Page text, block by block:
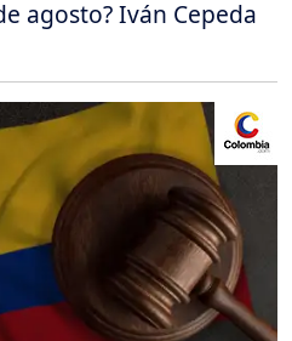
agosto? Iván Cepeda